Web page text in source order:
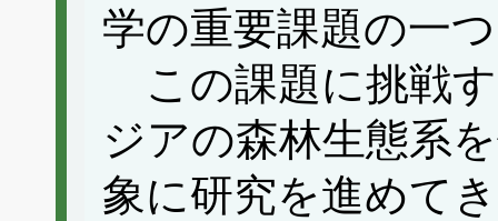
学の重要課題の一
この課題に挑戦
ジアの森林生態系
象に研究を進めて